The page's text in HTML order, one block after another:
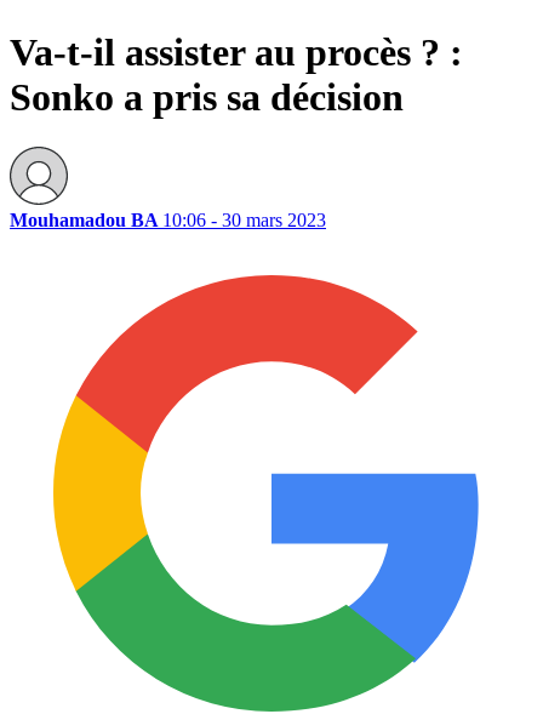
Va-t-il assister au procès ? :
Sonko a pris sa décision
Mouhamadou BA 10:06 - 30 mars 2023